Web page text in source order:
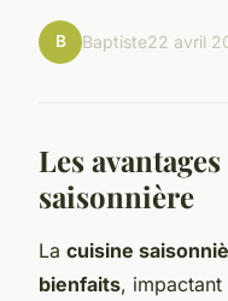
B Baptiste22 avril
Les
saisonnière
La cuisine
bienfaits, impactant